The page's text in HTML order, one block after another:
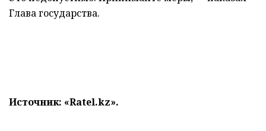
Глава государства.
Источник: «Ratel.kz».